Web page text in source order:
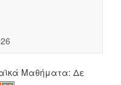
Μαθήματα: Δε